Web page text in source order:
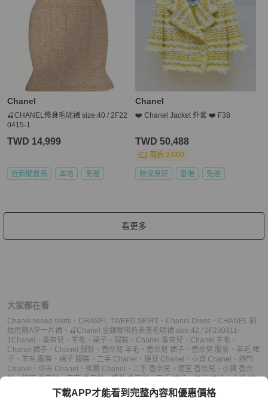
Chanel
🍒CHANEL修身毛呢裙 size:40 / 2F22
0415-1
TWD 14,999
近新閒置品 本地 免運
Chanel
❤️ Chanel Jacket 外套 ❤️ F38
TWD 50,488
現折 2,000
狀況良好 香港 免運
看更多
大家都在看
Chanel tweed skirts 、 CHANEL TWEED SKIRT 、 Chanel Dress 、 CHANEL 斜
紋尼龍A字一片裙 、 🍒Chanel 金銀咖啡色系重毛呢裙 size:42 / 2F230311-
1 Chanel 、 香奈兒 、 羊毛 、 裙子 、 服裝 、 Chanel 香奈兒 、 Chanel 羊毛 、
Chanel 裙子 、 Chanel 服裝 、 香奈兒 羊毛 、 香奈兒 裙子 、 香奈兒 服裝 、 羊毛 裙
子 、 羊毛 服裝 、 裙子 服裝 、 二手 Chanel 、 便宜 Chanel 、 小資 Chanel 、 熱門
Chanel 、 中古 Chanel 、 推薦 Chanel 、 二手 香奈兒 、 便宜 香奈兒 、 小資 香奈
兒、熱門 香奈兒、中古 香奈兒、推薦 香奈兒、二手 裙子、便宜 裙子、小資 裙
、中古 裙子、 推薦 裙子、二手 服裝、便宜 服裝、小資 服裝
中古 服裝、推薦 服裝
下載APP才能看到完整內容和優惠價格